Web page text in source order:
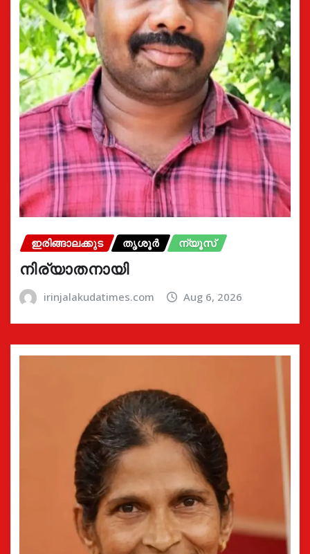
ഇരിങ്ങാലക്കുട തൃശൂർ ന്യൂസ്
നിര്യാതനായി
irinjalakudatimes.com Aug 6, 2026